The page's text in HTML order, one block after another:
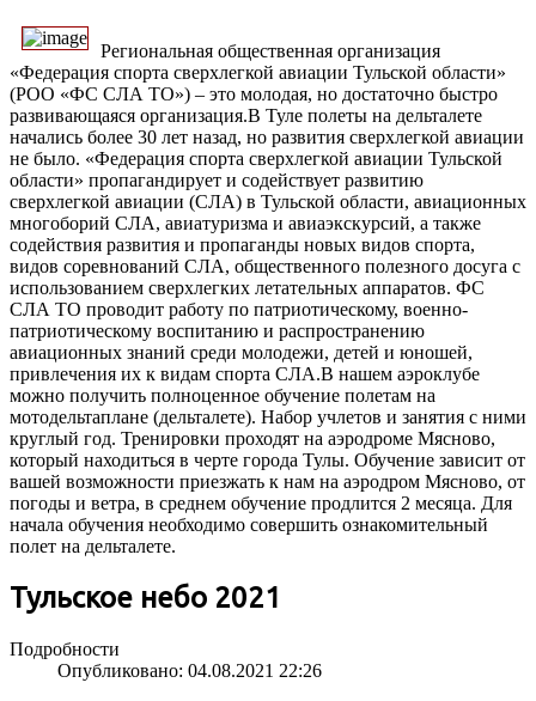
Региональная общественная организация
«Федерация спорта сверхлегкой авиации Тульской области»
(РОО «ФС СЛА ТО») – это молодая, но достаточно быстро
развивающаяся организация.В Туле полеты на дельталете
начались более 30 лет назад, но развития сверхлегкой авиации
не было. «Федерация спорта сверхлегкой авиации Тульской
области» пропагандирует и содействует развитию
сверхлегкой авиации (СЛА) в Тульской области, авиационных
многоборий СЛА, авиатуризма и авиаэкскурсий, а также
содействия развития и пропаганды новых видов спорта,
видов соревнований СЛА, общественного полезного досуга с
использованием сверхлегких летательных аппаратов. ФС
СЛА ТО проводит работу по патриотическому, военно-
патриотическому воспитанию и распространению
авиационных знаний среди молодежи, детей и юношей,
привлечения их к видам спорта СЛА.В нашем аэроклубе
можно получить полноценное обучение полетам на
мотодельтаплане (дельталете). Набор учлетов и занятия с ними
круглый год. Тренировки проходят на аэродроме Мясново,
который находиться в черте города Тулы. Обучение зависит от
вашей возможности приезжать к нам на аэродром Мясново, от
погоды и ветра, в среднем обучение продлится 2 месяца. Для
начала обучения необходимо совершить ознакомительный
полет на дельталете.
Тульское небо 2021
Подробности
Опубликовано: 04.08.2021 22:26